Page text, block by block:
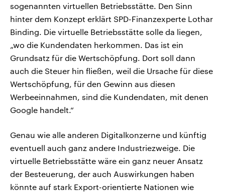
sogenannten virtuellen Betriebsstätte. Den Sinn
hinter dem Konzept erklärt SPD-Finanzexperte Lothar
Binding. Die virtuelle Betriebsstätte solle da liegen,
„wo die Kundendaten herkommen. Das ist ein
Grundsatz für die Wertschöpfung. Dort soll dann
auch die Steuer hin fließen, weil die Ursache für diese
Wertschöpfung, für den Gewinn aus diesen
Werbeeinnahmen, sind die Kundendaten, mit denen
Google handelt.“
Genau wie alle anderen Digitalkonzerne und künftig
eventuell auch ganz andere Industriezweige. Die
virtuelle Betriebsstätte wäre ein ganz neuer Ansatz
der Besteuerung, der auch Auswirkungen haben
könnte auf stark Export-orientierte Nationen wie